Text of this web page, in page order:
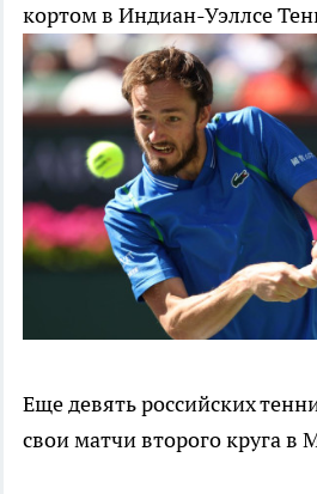
кортом в Индиан-Уэллсе
Еще девять российских
свои матчи второго круга в